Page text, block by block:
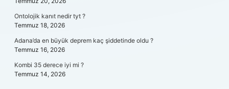
Ontolojik kanıt nedir tyt ?
Temmuz 18, 2026
Adana’da en büyük deprem kaç şiddetinde oldu ?
Temmuz 16, 2026
Kombi 35 derece iyi mi ?
Temmuz 14, 2026